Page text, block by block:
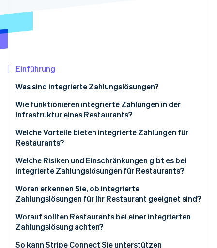
Identity
Online-Identitätsprüfung
Stripe-Sessions 2026
Erfahren Sie, wie Stripe Lösungen für die
Jetzt ansehen
Einführung
Was sind integrierte Zahlungslösungen?
Wie funktionieren integrierte Zahlungen in der
Infrastruktur eines Restaurants?
Welche Vorteile bieten integrierte Zahlungen für
Restaurants?
Welche Risiken und Einschränkungen gibt es bei
integrierte Zahlungslösungen für Restaurants?
Woran erkennen Sie, ob integrierte
Zahlungslösungen für Ihr Restaurant geeignet sind?
Wie viel kostet Sie der Abgleich?
Nutzen Sie bereits eine Plattform, die integrierte
Zahlungsfunktionen unterstützt?
Worauf sollten Restaurants bei einer integrierten
Zahlungslösung achten?
So kann Stripe Connect Sie unterstützen